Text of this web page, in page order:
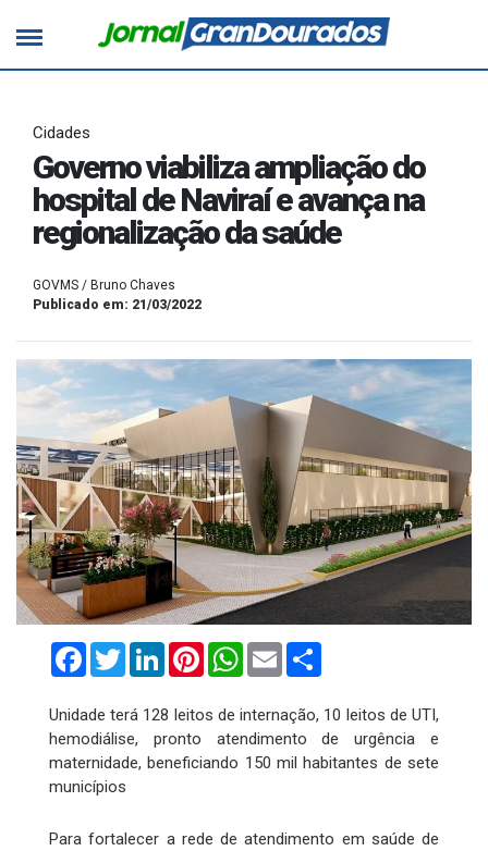
Cidades
Governo viabiliza ampliação do
hospital de Naviraí e avança na
regionalização da saúde
GOVMS / Bruno Chaves
Publicado em: 21/03/2022
FacebookTwitterLinkedInPinterestWhatsApp
Email
Unidade terá 128 leitos de internação, 10 leitos de UTI,
hemodiálise, pronto atendimento de urgência e
maternidade, beneficiando 150 mil habitantes de sete
municípios
Para fortalecer a rede de atendimento em saúde de